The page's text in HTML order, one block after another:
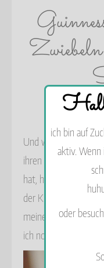
Und weiter geeehts!
ihren italienischen
hat, habe ich schon
der Küche stehen.
meine liebe Katja
ich noch nicht so
ich bin auf
aktiv. Wenn
oder